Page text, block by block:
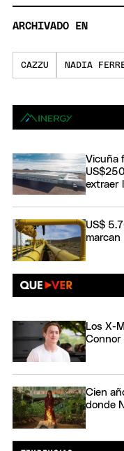
ARCHIVADO EN
CAZZU NADIA
Vicuña
extraer
US$
Los X-
Connor
Cien
donde